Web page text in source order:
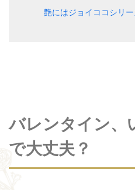
艶にはジョイココシリ
バレンタイン、
で大丈夫？